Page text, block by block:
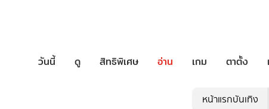
วันนี้ ดู สิทธิพิเศษ อ่าน เกม ตาตั้ง
หน้าแรกบันเทิง